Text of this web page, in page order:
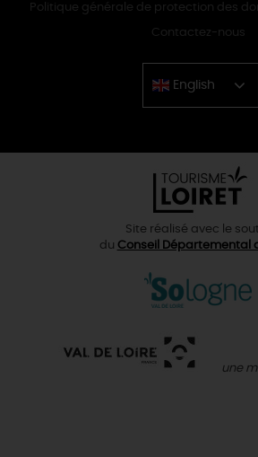
Politique générale de protection des
Contactez-nous
English
Chinese
Site réalisé avec le
du Conseil Départemental
une